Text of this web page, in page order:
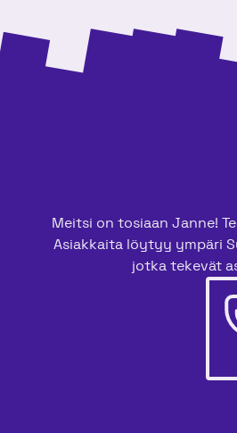
Meitsi on tosiaan Janne!
Asiakkaita löytyy ympäri
jotka tekevät